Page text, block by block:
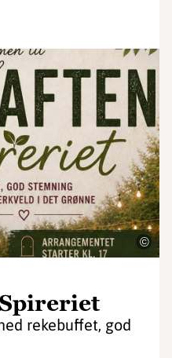
©
rekebuffet, god